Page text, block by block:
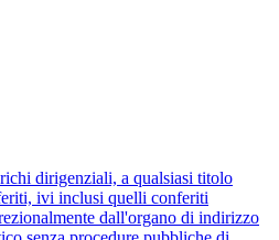
dirigenziali, a qualsiasi titolo
ivi inclusi quelli conferiti
dall'organo di indirizzo